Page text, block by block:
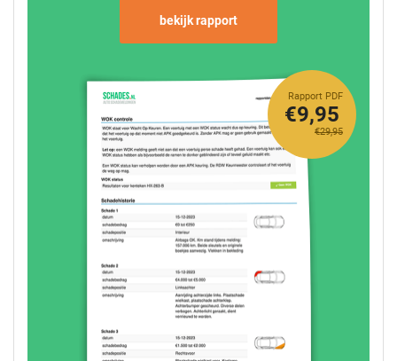
bekijk rapport
Rapport PDF
€29,95
€9,95